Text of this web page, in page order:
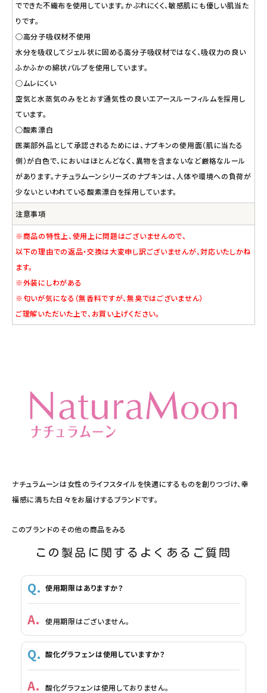
でできた不織布を使用しています。かぶれにくく、敏感肌にも優しい肌当た
りです。
○高分子吸収材不使用
水分を吸収してジェル状に固める高分子吸収材ではなく、吸収力の良い
ふかふかの綿状パルプを使用しています。
○ムレにくい
空気と水蒸気のみをとおす通気性の良いエアースルーフィルムを採用し
ています。
○酸素漂白
医薬部外品として承認されるためには、ナプキンの使用面（肌に当たる
側）が白色で、においはほとんどなく、異物を含まないなど厳格なルール
があります。ナチュラムーンシリーズのナプキンは、人体や環境への負荷が
少ないといわれている酸素漂白を採用しています。
注意事項
※商品の特性上、使用上に問題はございませんので、
以下の理由での返品・交換は大変申し訳ございませんが、対応いたしかね
ます。
※外装にしわがある
※匂いが気になる（無香料ですが、無臭ではございません）
ご理解いただいた上で、お買い上げください。
ナチュラムーンは女性のライフスタイルを快適にするものを創りつづけ、幸
福感に満ちた日々をお届けするブランドです。
このブランドのその他の商品をみる
この製品に関するよくあるご質問
使用期限はありますか？
使用期限はございません。
酸化グラフェンは使用していますか？
酸化グラフェンは使用しておりません。